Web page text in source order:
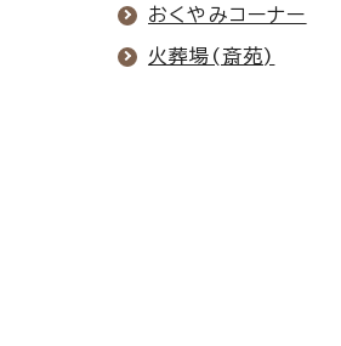
おくやみコーナー
火葬場(斎苑)